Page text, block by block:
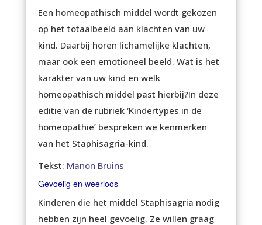
Een homeopathisch middel wordt gekozen
op het totaalbeeld aan klachten van uw
kind. Daarbij horen lichamelijke klachten,
maar ook een emotioneel beeld. Wat is het
karakter van uw kind en welk
homeopathisch middel past hierbij?In deze
editie van de rubriek ‘Kindertypes in de
homeopathie’ bespreken we kenmerken
van het Staphisagria-kind.
Tekst: Manon Bruins
Gevoelig en weerloos
Kinderen die het middel Staphisagria nodig
hebben zijn heel gevoelig. Ze willen graag